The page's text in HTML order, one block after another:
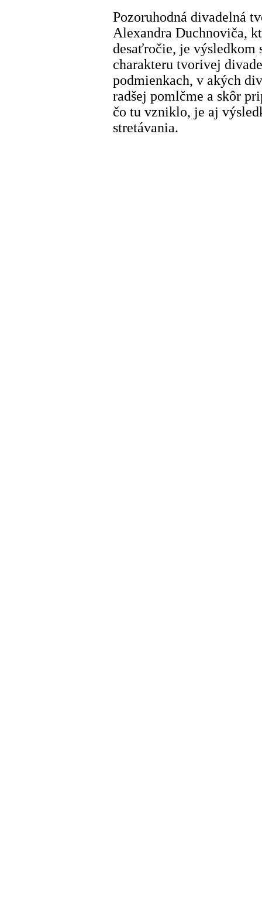
Pozoruhodná divadelná
Alexandra Duchnoviča,
desaťročie, je výsledkom
charakteru tvorivej
podmienkach, v akých
radšej pomlčme a skôr
čo tu vzniklo, je aj
stretávania.